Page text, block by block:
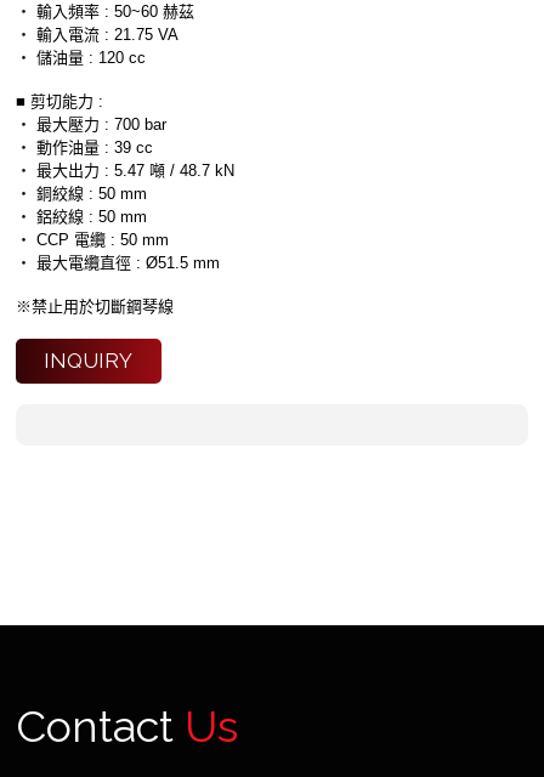
‧ 輸入頻率 : 50~60 赫茲
‧ 輸入電流 : 21.75 VA
‧ 儲油量 : 120 cc
■ 剪切能力 :
‧ 最大壓力 : 700 bar
‧ 動作油量 : 39 cc
‧ 最大出力 : 5.47 噸 / 48.7 kN
‧ 銅絞線 : 50 mm
‧ 鋁絞線 : 50 mm
‧ CCP 電纜 : 50 mm
‧ 最大電纜直徑 : Ø51.5 mm
※禁止用於切斷鋼琴線
INQUIRY
Contact Us